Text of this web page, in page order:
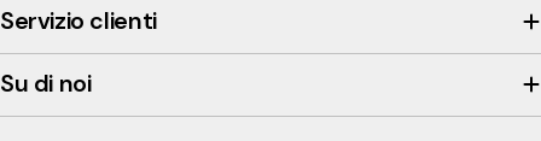
Servizio clienti
Su di noi
company's
Trustpilot
profile